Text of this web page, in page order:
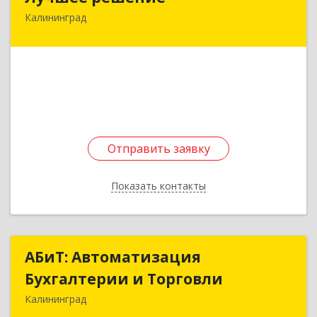
Калининград
Отправить заявку
Показать контакты
236029, Калининградская обл, Калининград г,
Отправить заявку
Назад
АБиТ: Автоматизация
Бухгалтерии и Торговли
Калининград
АБиТ: Автоматизация
Бухгалтерии и Торговли